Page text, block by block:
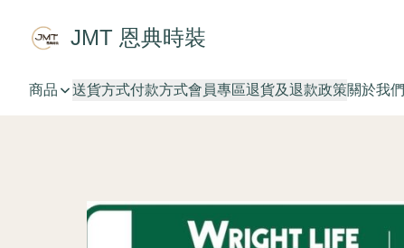
JMT 恩典時裝
商品 送貨方式付款方式會員專區退貨及退款政策關於我們